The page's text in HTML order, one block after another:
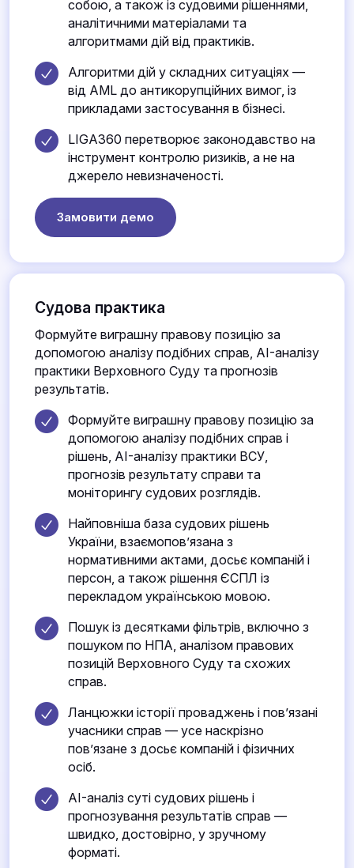
собою, а також із судовими рішеннями,
аналітичними матеріалами та
алгоритмами дій від практиків.
Алгоритми дій у складних ситуаціях —
від AML до антикорупційних вимог, із
прикладами застосування в бізнесі.
LIGA360 перетворює законодавство на
інструмент контролю ризиків, а не на
джерело невизначеності.
Замовити демо
Судова практика
Формуйте виграшну правову позицію за
допомогою аналізу подібних справ, AI-аналізу
практики Верховного Суду та прогнозів
результатів.
Формуйте виграшну правову позицію за
допомогою аналізу подібних справ і
рішень, AI-аналізу практики ВСУ,
прогнозів результату справи та
моніторингу судових розглядів.
Найповніша база судових рішень
України, взаємопов’язана з
нормативними актами, досьє компаній і
персон, а також рішення ЄСПЛ із
перекладом українською мовою.
Пошук із десятками фільтрів, включно з
пошуком по НПА, аналізом правових
позицій Верховного Суду та схожих
справ.
Ланцюжки історії проваджень і пов’язані
учасники справ — усе наскрізно
пов’язане з досьє компаній і фізичних
осіб.
AI-аналіз суті судових рішень і
прогнозування результатів справ —
швидко, достовірно, у зручному
форматі.